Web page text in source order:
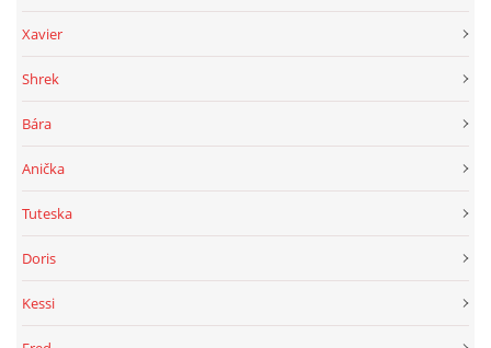
Xavier
Shrek
Bára
Anička
Tuteska
Doris
Kessi